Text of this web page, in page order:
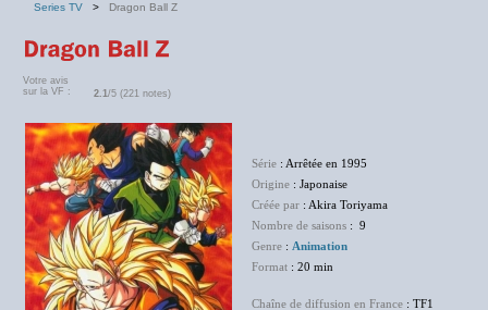
Series TV > Dragon Ball Z
Votre avis
sur la VF :
2.1/5 (221 notes)
Série : Arrêtée en 1995
Origine : Japonaise
Créée par : Akira Toriyama
Nombre de saisons : 9
Genre : Animation
Format : 20 min
Chaîne de diffusion en France : TF1